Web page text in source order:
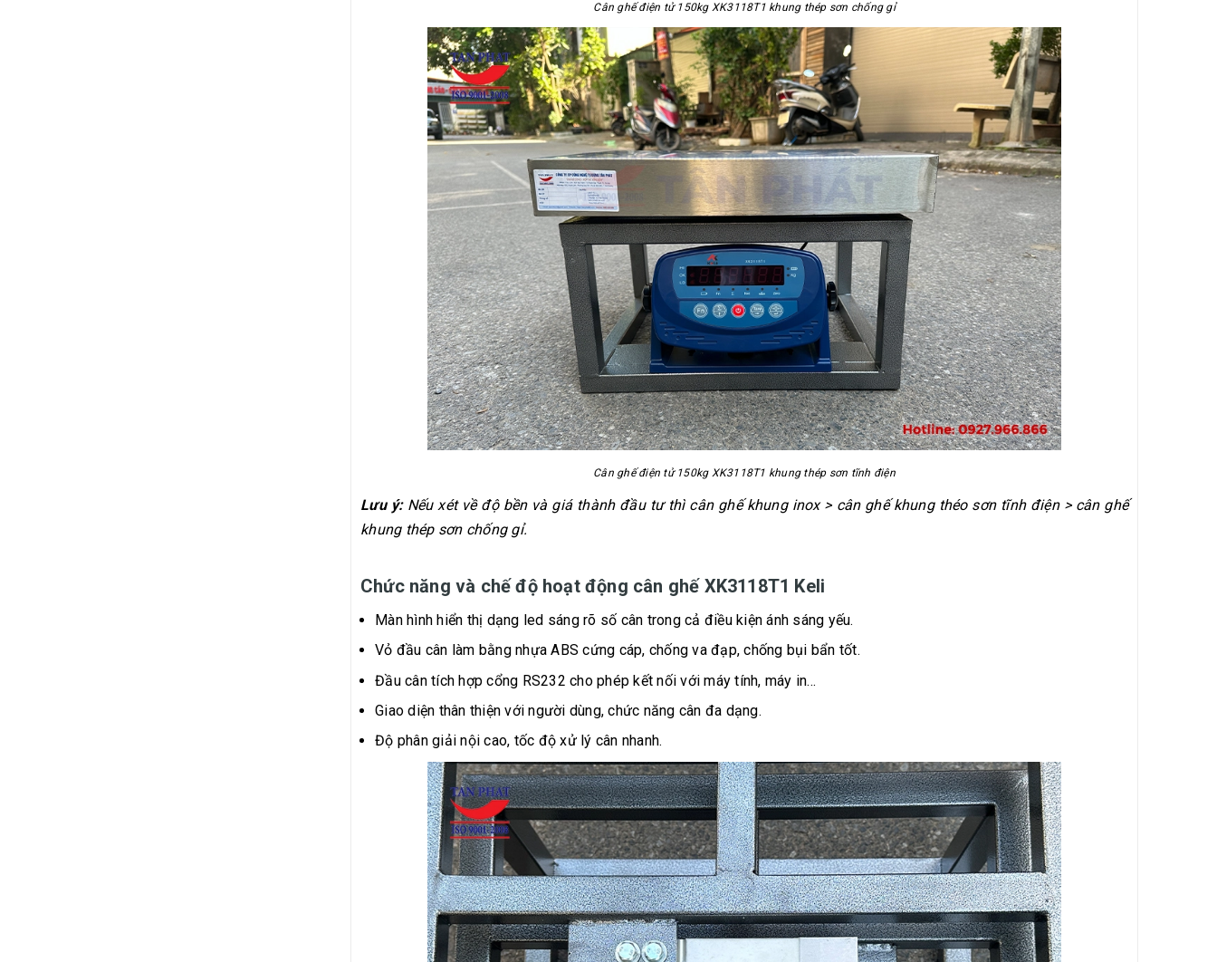
Cân ghế điện tử 150kg XK3118T1 khung thép sơn chống gỉ
Cân ghế điện tử 150kg XK3118T1 khung thép sơn tĩnh điện
Lưu ý:Nếu xét về độ bền và giá thành đầu tư thì cân ghế khung inox > cân ghế khung théo sơn tĩnh điện > cân ghế
khung thép sơn chống gỉ.
Chức năng và chế độ hoạt động cân ghế XK3118T1 Keli
Màn hình hiển thị dạng led sáng rõ số cân trong cả điều kiện ánh sáng yếu.
Vỏ đầu cân làm bằng nhựa ABS cứng cáp, chống va đạp, chống bụi bẩn tốt.
Đầu cân tích hợp cổng RS232 cho phép kết nối với máy tính, máy in...
Giao diện thân thiện với người dùng, chức năng cân đa dạng.
Độ phân giải nội cao, tốc độ xử lý cân nhanh.